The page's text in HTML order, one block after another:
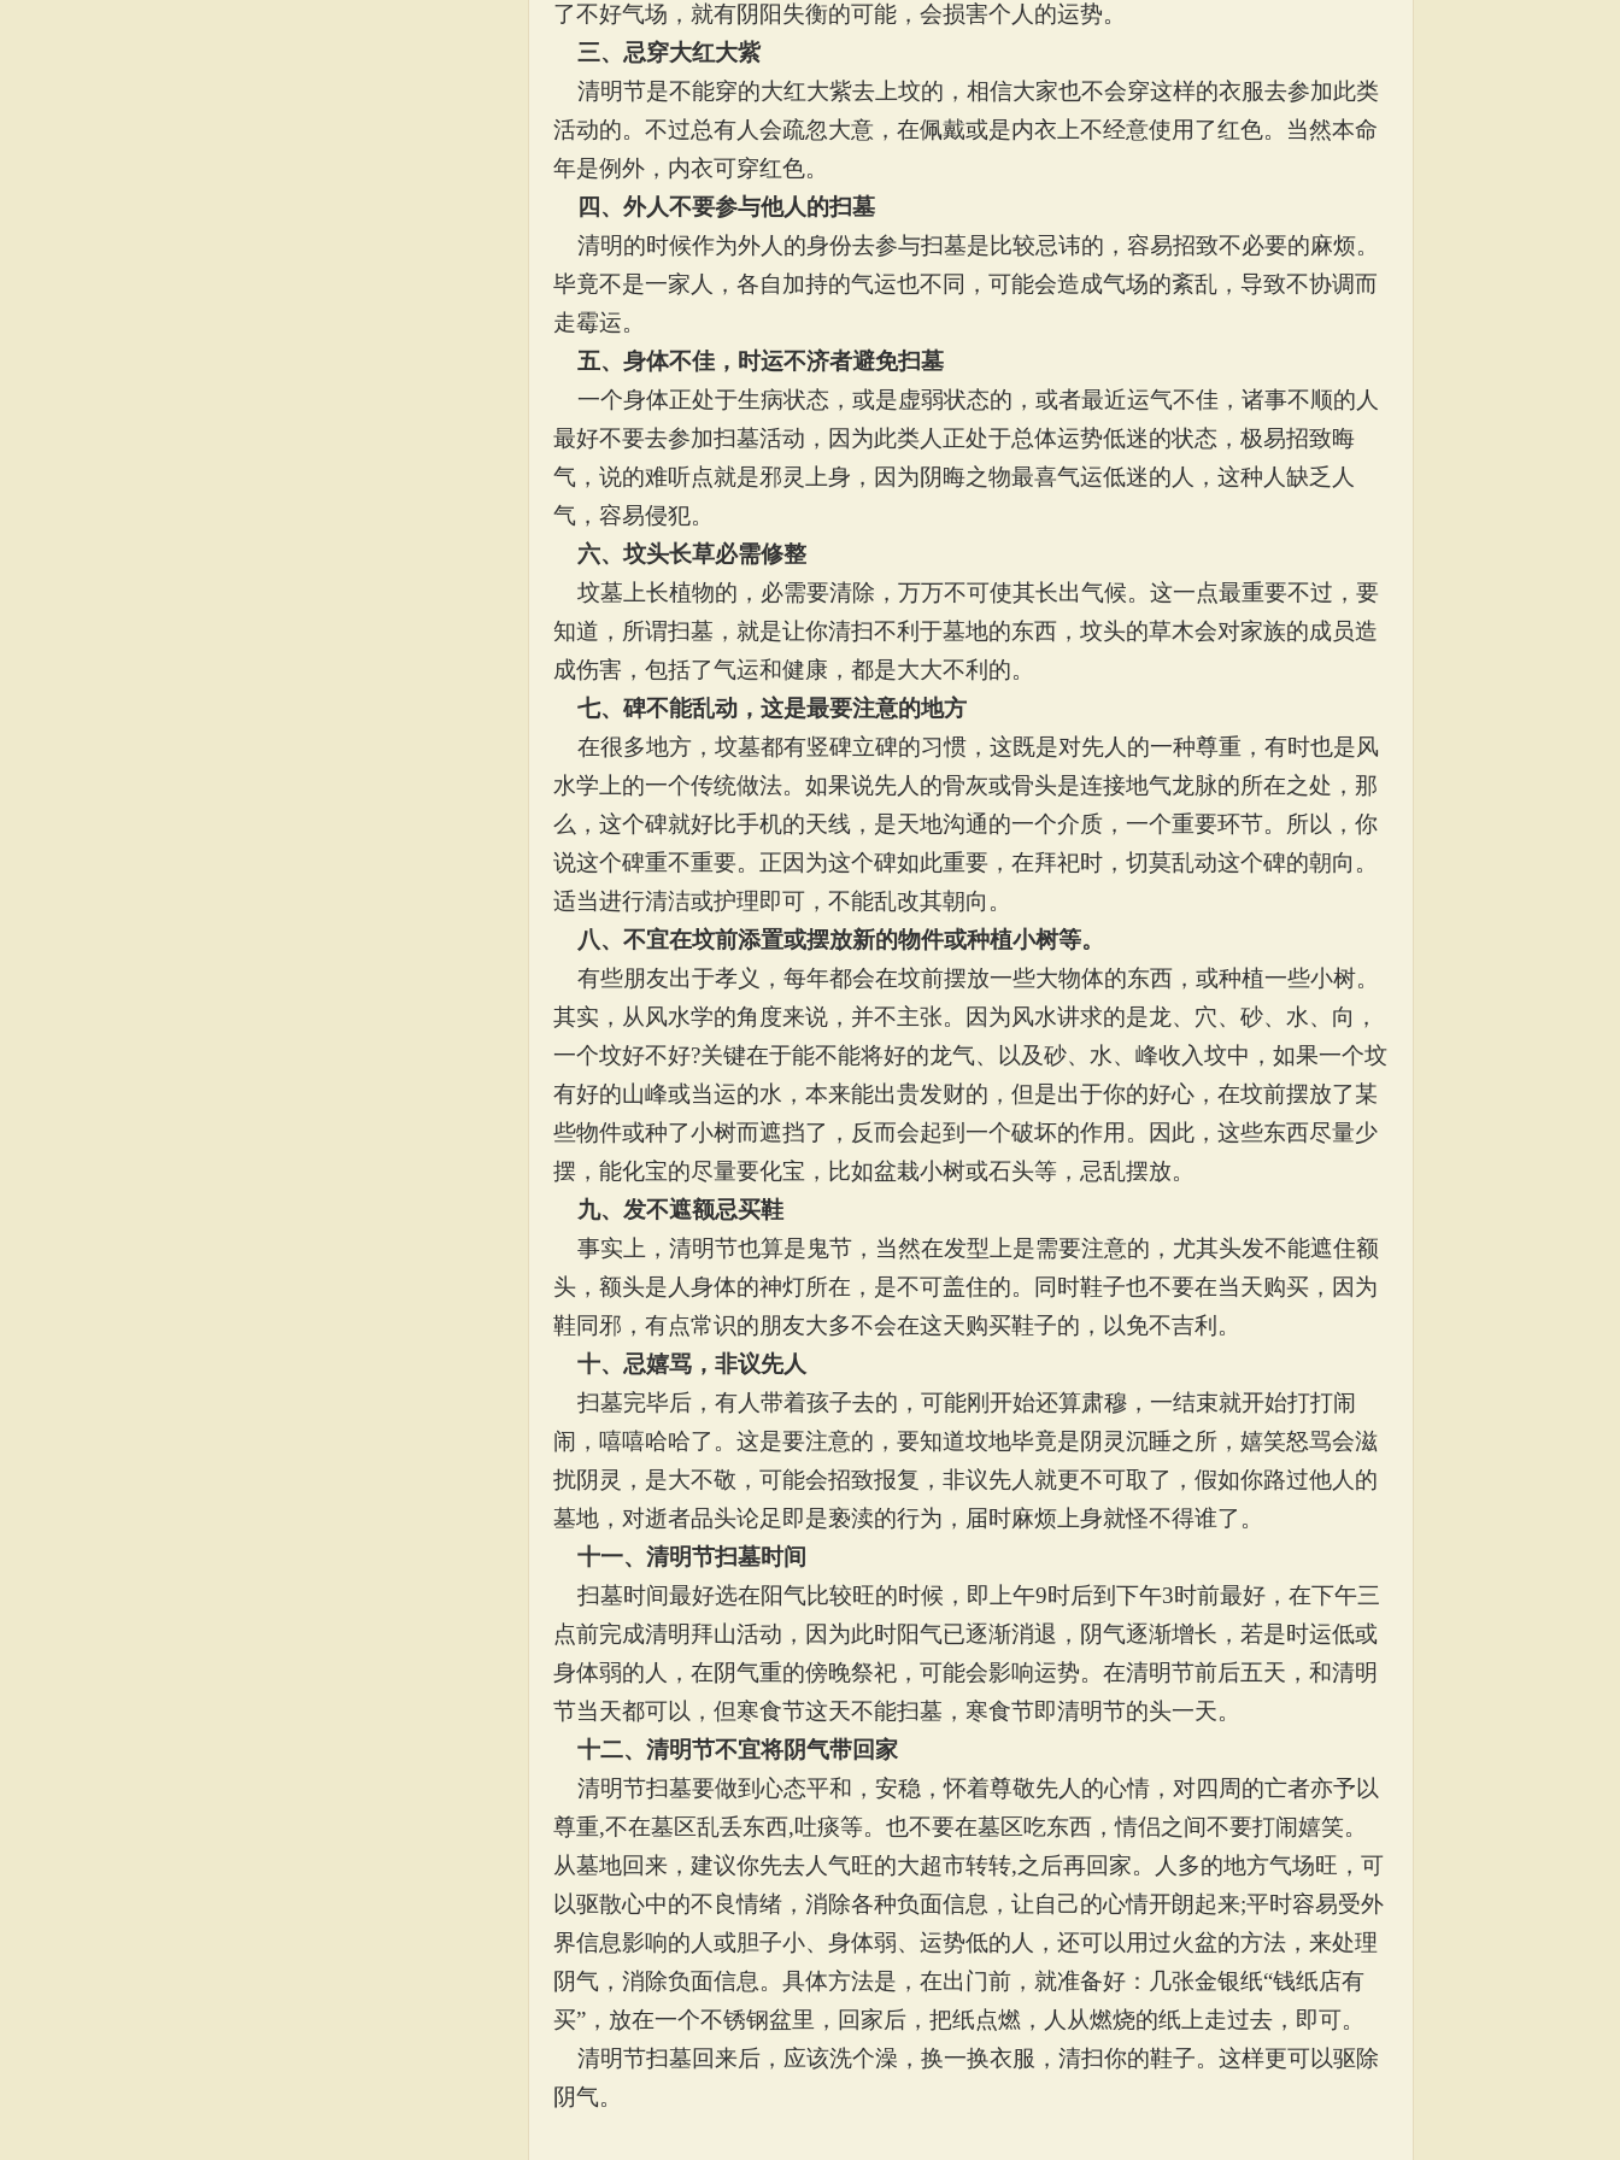
了不好气场，就有阴阳失衡的可能，会损害个人的运势。
三、忌穿大红大紫
清明节是不能穿的大红大紫去上坟的，相信大家也不会穿这样的衣服去参加此类
活动的。不过总有人会疏忽大意，在佩戴或是内衣上不经意使用了红色。当然本命
年是例外，内衣可穿红色。
四、外人不要参与他人的扫墓
清明的时候作为外人的身份去参与扫墓是比较忌讳的，容易招致不必要的麻烦。
毕竟不是一家人，各自加持的气运也不同，可能会造成气场的紊乱，导致不协调而
走霉运。
五、身体不佳，时运不济者避免扫墓
一个身体正处于生病状态，或是虚弱状态的，或者最近运气不佳，诸事不顺的人
最好不要去参加扫墓活动，因为此类人正处于总体运势低迷的状态，极易招致晦
气，说的难听点就是邪灵上身，因为阴晦之物最喜气运低迷的人，这种人缺乏人
气，容易侵犯。
六、坟头长草必需修整
坟墓上长植物的，必需要清除，万万不可使其长出气候。这一点最重要不过，要
知道，所谓扫墓，就是让你清扫不利于墓地的东西，坟头的草木会对家族的成员造
成伤害，包括了气运和健康，都是大大不利的。
七、碑不能乱动，这是最要注意的地方
在很多地方，坟墓都有竖碑立碑的习惯，这既是对先人的一种尊重，有时也是风
水学上的一个传统做法。如果说先人的骨灰或骨头是连接地气龙脉的所在之处，那
么，这个碑就好比手机的天线，是天地沟通的一个介质，一个重要环节。所以，你
说这个碑重不重要。正因为这个碑如此重要，在拜祀时，切莫乱动这个碑的朝向。
适当进行清洁或护理即可，不能乱改其朝向。
八、不宜在坟前添置或摆放新的物件或种植小树等。
有些朋友出于孝义，每年都会在坟前摆放一些大物体的东西，或种植一些小树。
其实，从风水学的角度来说，并不主张。因为风水讲求的是龙、穴、砂、水、向，
一个坟好不好?关键在于能不能将好的龙气、以及砂、水、峰收入坟中，如果一个坟
有好的山峰或当运的水，本来能出贵发财的，但是出于你的好心，在坟前摆放了某
些物件或种了小树而遮挡了，反而会起到一个破坏的作用。因此，这些东西尽量少
摆，能化宝的尽量要化宝，比如盆栽小树或石头等，忌乱摆放。
九、发不遮额忌买鞋
事实上，清明节也算是鬼节，当然在发型上是需要注意的，尤其头发不能遮住额
头，额头是人身体的神灯所在，是不可盖住的。同时鞋子也不要在当天购买，因为
鞋同邪，有点常识的朋友大多不会在这天购买鞋子的，以免不吉利。
十、忌嬉骂，非议先人
扫墓完毕后，有人带着孩子去的，可能刚开始还算肃穆，一结束就开始打打闹
闹，嘻嘻哈哈了。这是要注意的，要知道坟地毕竟是阴灵沉睡之所，嬉笑怒骂会滋
扰阴灵，是大不敬，可能会招致报复，非议先人就更不可取了，假如你路过他人的
墓地，对逝者品头论足即是亵渎的行为，届时麻烦上身就怪不得谁了。
十一、清明节扫墓时间
扫墓时间最好选在阳气比较旺的时候，即上午9时后到下午3时前最好，在下午三
点前完成清明拜山活动，因为此时阳气已逐渐消退，阴气逐渐增长，若是时运低或
身体弱的人，在阴气重的傍晚祭祀，可能会影响运势。在清明节前后五天，和清明
节当天都可以，但寒食节这天不能扫墓，寒食节即清明节的头一天。
十二、清明节不宜将阴气带回家
清明节扫墓要做到心态平和，安稳，怀着尊敬先人的心情，对四周的亡者亦予以
尊重,不在墓区乱丢东西,吐痰等。也不要在墓区吃东西，情侣之间不要打闹嬉笑。
从墓地回来，建议你先去人气旺的大超市转转,之后再回家。人多的地方气场旺，可
以驱散心中的不良情绪，消除各种负面信息，让自己的心情开朗起来;平时容易受外
界信息影响的人或胆子小、身体弱、运势低的人，还可以用过火盆的方法，来处理
阴气，消除负面信息。具体方法是，在出门前，就准备好：几张金银纸“钱纸店有
买” ，放在一个不锈钢盆里，回家后，把纸点燃，人从燃烧的纸上走过去，即可。
清明节扫墓回来后，应该洗个澡，换一换衣服，清扫你的鞋子。这样更可以驱除
阴气。